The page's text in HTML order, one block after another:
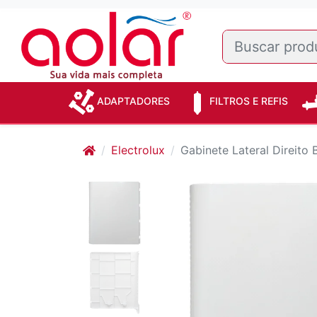
ADAPTADORES FILTROS E REFIS
Electrolux Gabinete Lateral Direito